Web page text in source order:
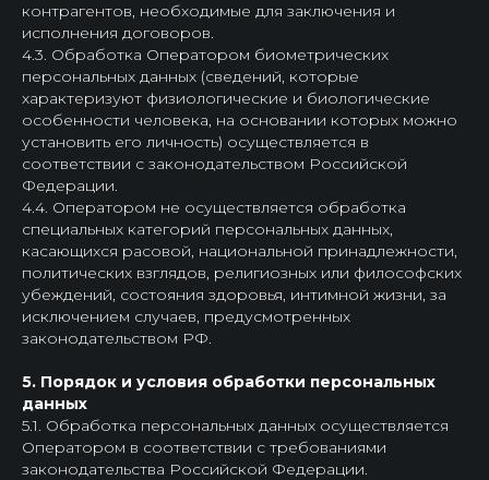
контрагентов, необходимые для заключения и
исполнения договоров.
4.3. Обработка Оператором биометрических
персональных данных (сведений, которые
характеризуют физиологические и биологические
особенности человека, на основании которых можно
установить его личность) осуществляется в
соответствии с законодательством Российской
Федерации.
4.4. Оператором не осуществляется обработка
специальных категорий персональных данных,
касающихся расовой, национальной принадлежности,
политических взглядов, религиозных или философских
убеждений, состояния здоровья, интимной жизни, за
исключением случаев, предусмотренных
законодательством РФ.
5. Порядок и условия обработки персональных
данных
5.1. Обработка персональных данных осуществляется
Оператором в соответствии с требованиями
законодательства Российской Федерации.